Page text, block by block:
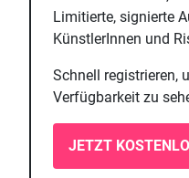
Limitierte, signierte
KünstlerInnen und
Schnell registrieren,
Verfügbarkeit zu
JETZT